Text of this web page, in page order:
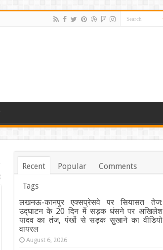
Recent Popular Comments
Tags
लखनऊ-कानपुर एक्सप्रेसवे पर सियासत तेज:
उद्घाटन के 20 दिन में सड़क धंसने पर अखिलेश
यादव का तंज, पंखों से सड़क सुखाने का वीडियो
वायरल
August 6, 2026